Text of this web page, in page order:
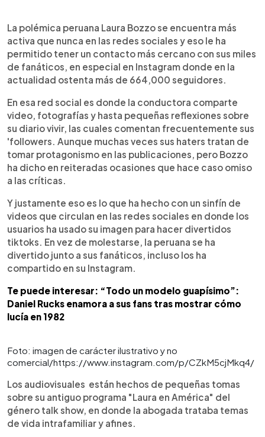
► Escuchar artículo
La polémica peruana Laura Bozzo se encuentra más
activa que nunca en las redes sociales y eso le ha
permitido tener un contacto más cercano con sus miles
de fanáticos, en especial en Instagram donde en la
actualidad ostenta más de 664,000 seguidores.
En esa red social es donde la conductora comparte
video, fotografías y hasta pequeñas reflexiones sobre
su diario vivir, las cuales comentan frecuentemente sus
'followers. Aunque muchas veces sus haters tratan de
tomar protagonismo en las publicaciones, pero Bozzo
ha dicho en reiteradas ocasiones que hace caso omiso
a las críticas.
Y justamente eso es lo que ha hecho con un sinfín de
videos que circulan en las redes sociales en donde los
usuarios ha usado su imagen para hacer divertidos
tiktoks. En vez de molestarse, la peruana se ha
divertido junto a sus fanáticos, incluso los ha
compartido en su Instagram.
Te puede interesar: “Todo un modelo guapísimo”:
Daniel Rucks enamora a sus fans tras mostrar cómo
lucía en 1982
Foto: imagen de carácter ilustrativo y no
comercial/https://www.instagram.com/p/CZkM5cjMkq4/
Los audiovisuales están hechos de pequeñas tomas
sobre su antiguo programa "Laura en América" del
género talk show, en donde la abogada trataba temas
de vida intrafamiliar y afines.